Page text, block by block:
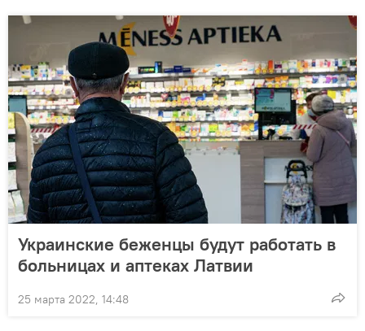
Украинские беженцы будут работать в
больницах и аптеках Латвии
25 марта 2022, 14:48